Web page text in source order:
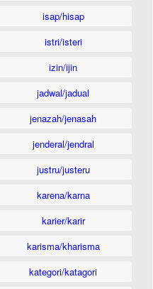
isap/hisap
istri/isteri
izin/ijin
jadwal/jadual
jenazah/jenasah
jenderal/jendral
justru/justeru
karena/karna
karier/karir
karisma/kharisma
kategori/katagori